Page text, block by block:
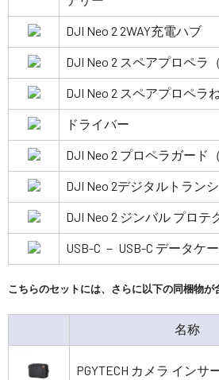
DJI Neo 2 2WAY充電ハブ
DJI Neo 2 スペアプロペラ（
DJI Neo 2 スペアプロペラ
ドライバー
DJI Neo 2 プロペラガード（
DJI Neo 2デジタルトラン
DJI Neo 2 ジンバル プロテ
USB-C － USB-C データケ
こちらのセットには、さらに以下の同梱物が
名称
PGYTECH カメラ インサ